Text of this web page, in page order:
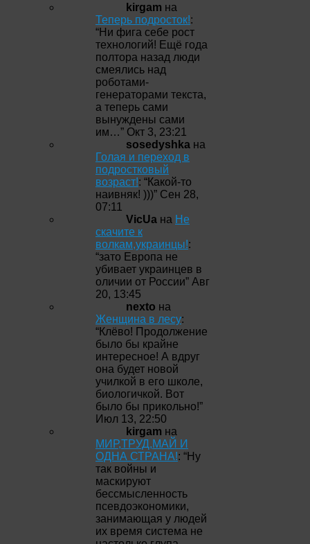
kirgam на
Теперь подросток!:
“Ни фига себе рост
технологий! Ещё года
полтора назад люди
смеялись над
роботами-
генераторами текста,
а теперь сами
вынуждены сами
им…” Окт 3, 23:21
sosedyshka на
Голая и переход в
подростковый
возраст!: “Какой-то
наивняк! )))” Сен 28,
07:11
VicUa на Не
скачите к
волкам,украинцы!:
“зато Европа не
убивает украинцев в
оличии от России” Авг
20, 13:45
nexto на
Женщина в лесу:
“Клёво! Продолжение
было бы крайне
интересное! А вдруг
она будет новой
училкой в его школе,
биологичкой. Вот
было бы прикольно!”
Июл 13, 22:50
kirgam на
МИР,ТРУД,МАЙ И
ОДНА СТРАНА!: “Ну
так войны и
маскируют
бессмысленность
псевдоэкономики,
занимающая у людей
их время система не